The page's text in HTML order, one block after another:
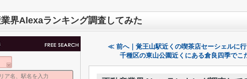
界Alexaランキング調査してみた
≪ 前へ｜覚王山駅近くの喫茶店セーシェルに
千種区の東山公園近くにある倉良四季で